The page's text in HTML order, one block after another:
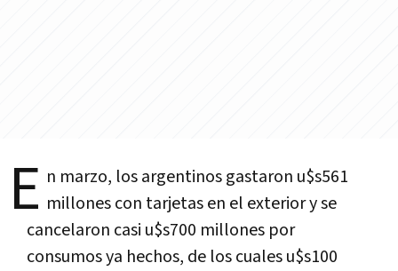
E n marzo, los argentinos gastaron u$s561
millones con tarjetas en el exterior y se
cancelaron casi u$s700 millones por
consumos ya hechos, de los cuales u$s100